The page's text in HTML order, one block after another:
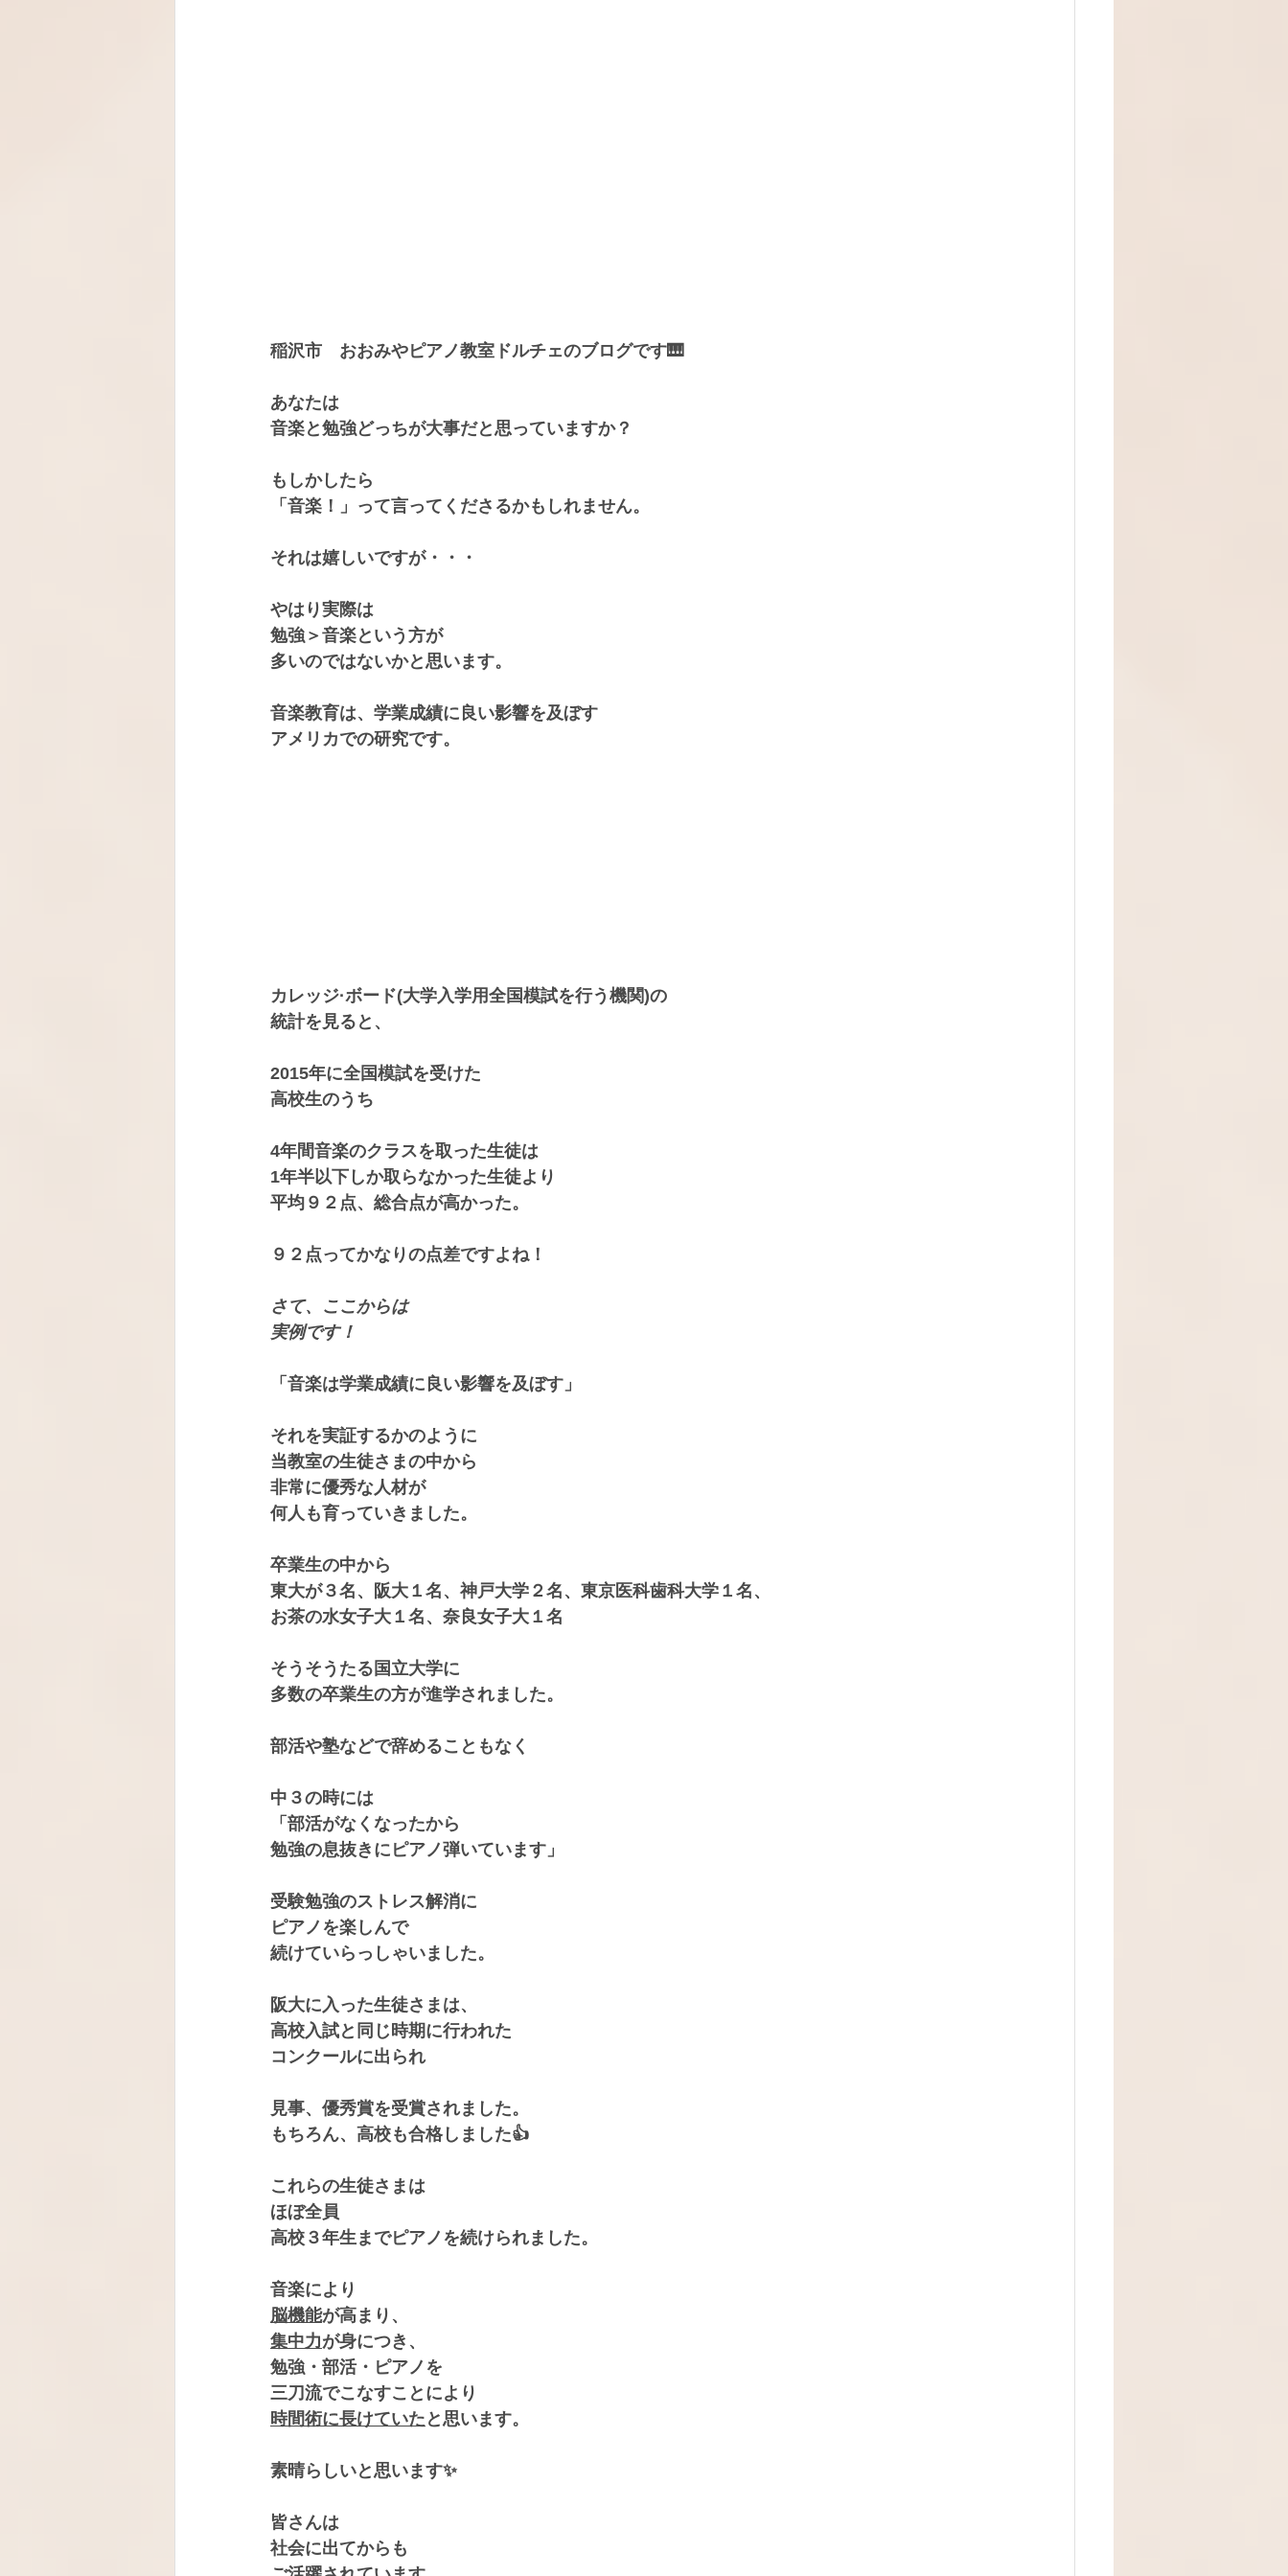
稲沢市　おおみやピアノ教室ドルチェのブログです🎹
あなたは
音楽と勉強どっちが大事だと思っていますか？
もしかしたら
「音楽！」って言ってくださるかもしれません。
それは嬉しいですが・・・
やはり実際は
勉強＞音楽という方が
多いのではないかと思います。
音楽教育は、学業成績に良い影響を及ぼす
アメリカでの研究です。
カレッジ·ボード(大学入学用全国模試を行う機関)の
統計を見ると、
2015年に全国模試を受けた
高校生のうち
4年間音楽のクラスを取った生徒は
1年半以下しか取らなかった生徒より
平均９２点、総合点が高かった。
９２点ってかなりの点差ですよね！
さて、ここからは
実例です！
「音楽は学業成績に良い影響を及ぼす」
それを実証するかのように
当教室の生徒さまの中から
非常に優秀な人材が
何人も育っていきました。
卒業生の中から
東大が３名、阪大１名、神戸大学２名、東京医科歯科大学１名、
お茶の水女子大１名、奈良女子大１名
そうそうたる国立大学に
多数の卒業生の方が進学されました。
部活や塾などで辞めることもなく
中３の時には
「部活がなくなったから
勉強の息抜きにピアノ弾いています」
受験勉強のストレス解消に
ピアノを楽しんで
続けていらっしゃいました。
阪大に入った生徒さまは、
高校入試と同じ時期に行われた
コンクールに出られ
見事、優秀賞を受賞されました。
もちろん、高校も合格しました👍
これらの生徒さまは
ほぼ全員
高校３年生までピアノを続けられました。
音楽により
脳機能が高まり、
集中力が身につき、
勉強・部活・ピアノを
三刀流でこなすことにより
時間術に長けていた と思います。
素晴らしいと思います✨
皆さんは
社会に出てからも